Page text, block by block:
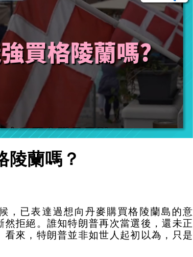
陵蘭嗎？
，已表達過想向丹麥購買格陵蘭島的意
然拒絕。誰知特朗普再次當選後，還未正
看來，特朗普並非如世人起初以為，只是